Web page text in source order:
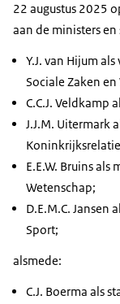
22 augustus 2025
aan de ministers en
Y.J. van Hijum
Sociale Zaken
C.C.J. Veldkamp
J.J.M. Uitermark
E.E.W. Bruins
Wetenschap;
D.E.M.C. Jansen
Sport;
alsmede:
C.J. Boerma als